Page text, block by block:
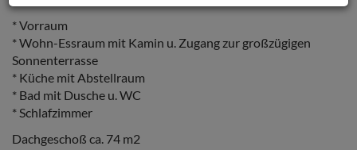
* Vorraum
* Wohn-Essraum mit Kamin u. Zugang zur großzügigen
Sonnenterrasse
* Küche mit Abstellraum
* Bad mit Dusche u. WC
* Schlafzimmer
Dachgeschoß ca. 74 m2